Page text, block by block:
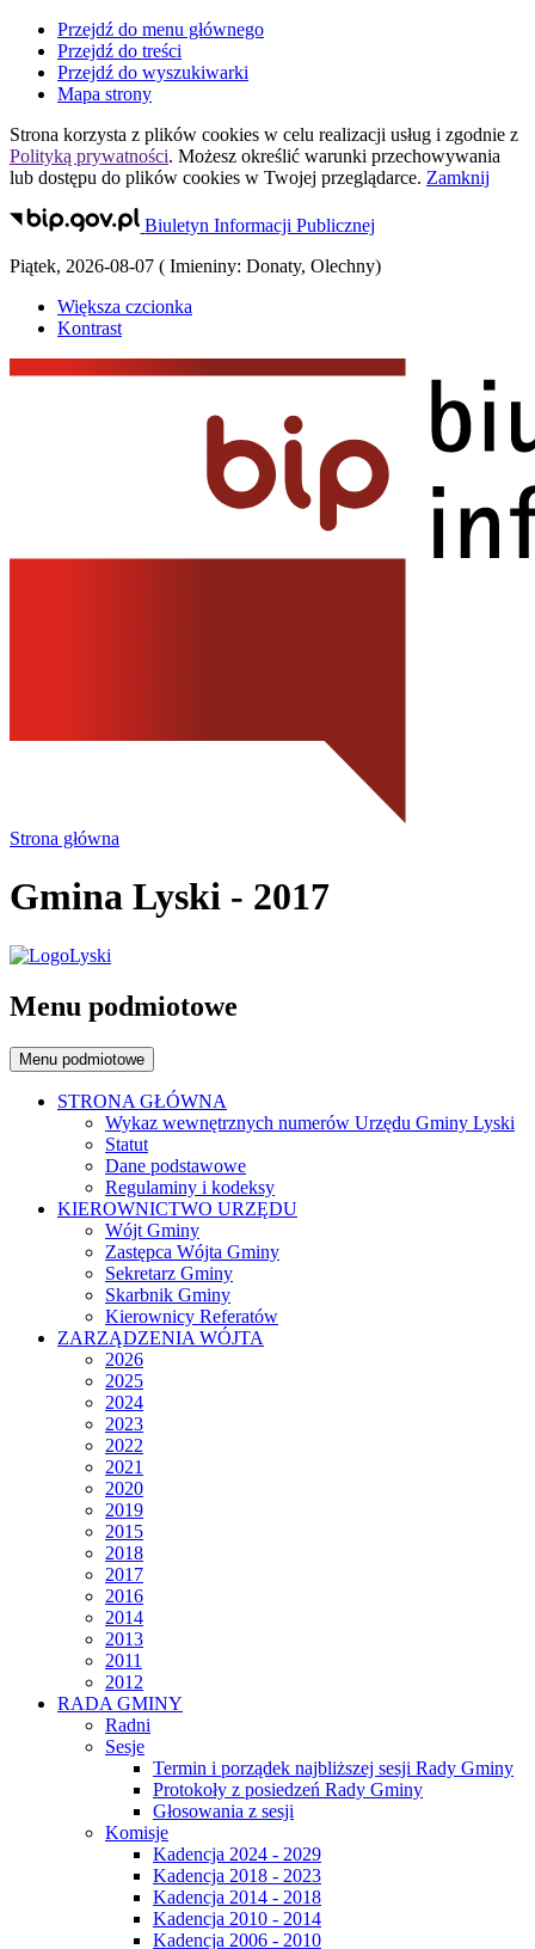
Przejdź do menu głównego
Przejdź do treści
Przejdź do wyszukiwarki
Mapa strony
Strona korzysta z plików cookies w celu realizacji usług i zgodnie z
Polityką prywatności. Możesz określić warunki przechowywania
lub dostępu do plików cookies w Twojej przeglądarce. Zamknij
Biuletyn Informacji Publicznej
Piątek, 2026-08-07 ( Imieniny: Donaty, Olechny)
Większa czcionka
Kontrast
Strona główna
Gmina Lyski - 2017
Menu podmiotowe
Menu podmiotowe
STRONA GŁÓWNA
Wykaz wewnętrznych numerów Urzędu Gminy Lyski
Statut
Dane podstawowe
Regulaminy i kodeksy
KIEROWNICTWO URZĘDU
Wójt Gminy
Zastępca Wójta Gminy
Sekretarz Gminy
Skarbnik Gminy
Kierownicy Referatów
ZARZĄDZENIA WÓJTA
2026
2025
2024
2023
2022
2021
2020
2019
2015
2018
2017
2016
2014
2013
2011
2012
RADA GMINY
Radni
Sesje
Termin i porządek najbliższej sesji Rady Gminy
Protokoły z posiedzeń Rady Gminy
Głosowania z sesji
Komisje
Kadencja 2024 - 2029
Kadencja 2018 - 2023
Kadencja 2014 - 2018
Kadencja 2010 - 2014
Kadencja 2006 - 2010